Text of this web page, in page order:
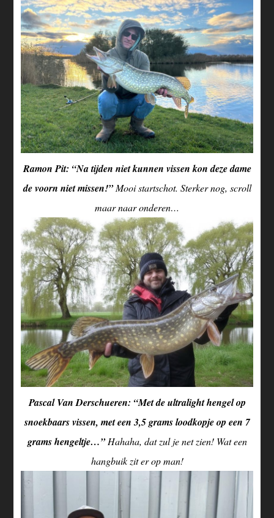
Ramon Pit: “Na tijden niet kunnen vissen kon deze dame
de voorn niet missen!”Mooi startschot. Sterker nog, scroll
maar naar onderen…
Pascal Van Derschueren: “Met de ultralight hengel op
snoekbaars vissen, met een 3,5 grams loodkopje op een 7
grams hengeltje…”Hahaha, dat zul je net zien! Wat een
hangbuik zit er op man!